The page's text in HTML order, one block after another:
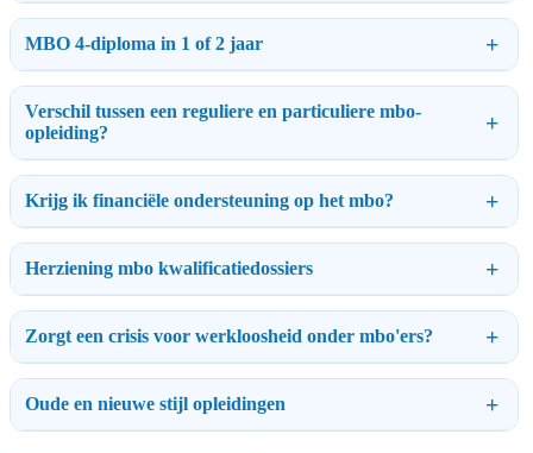
MBO 4-diploma in 1 of 2 jaar
Verschil tussen een reguliere en particuliere mbo-
opleiding?
Krijg ik financiële ondersteuning op het mbo?
Herziening mbo kwalificatiedossiers
Zorgt een crisis voor werkloosheid onder mbo'ers?
Oude en nieuwe stijl opleidingen